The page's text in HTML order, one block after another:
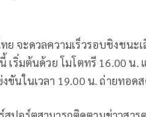
ย จะดวลความเร็วรอบชิงชน
เริ่มต้นด้วย โมโตทรี 16.00 น.
ขันในเวลา 19.00น. ถ่ายทอดส